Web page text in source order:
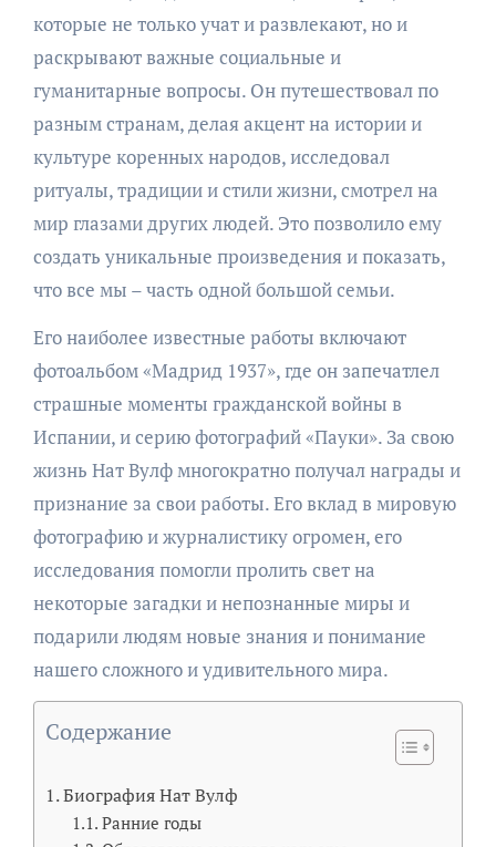
которые не только учат и развлекают, но и
раскрывают важные социальные и
гуманитарные вопросы. Он путешествовал по
разным странам, делая акцент на истории и
культуре коренных народов, исследовал
ритуалы, традиции и стили жизни, смотрел на
мир глазами других людей. Это позволило ему
создать уникальные произведения и показать,
что все мы – часть одной большой семьи.
Его наиболее известные работы включают
фотоальбом «Мадрид 1937», где он запечатлел
страшные моменты гражданской войны в
Испании, и серию фотографий «Пауки». За свою
жизнь Нат Вулф многократно получал награды и
признание за свои работы. Его вклад в мировую
фотографию и журналистику огромен, его
исследования помогли пролить свет на
некоторые загадки и непознанные миры и
подарили людям новые знания и понимание
нашего сложного и удивительного мира.
Содержание
Биография Нат Вулф
Ранние годы